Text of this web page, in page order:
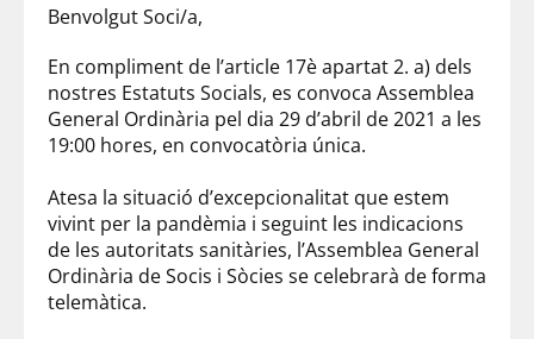
Benvolgut Soci/a,
En compliment de l’article 17è apartat 2. a) dels
nostres Estatuts Socials, es convoca Assemblea
General Ordinària pel dia 29 d’abril de 2021 a les
19:00 hores, en convocatòria única.
Atesa la situació d’excepcionalitat que estem
vivint per la pandèmia i seguint les indicacions
de les autoritats sanitàries, l’Assemblea General
Ordinària de Socis i Sòcies se celebrarà de forma
telemàtica.